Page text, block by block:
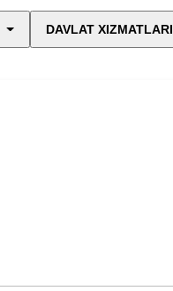
DAVLAT XIZMATLARI